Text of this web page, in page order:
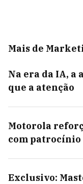
Mais de
Na era da IA,
que a atenção
Motorola
com patrocínio
Exclusivo: